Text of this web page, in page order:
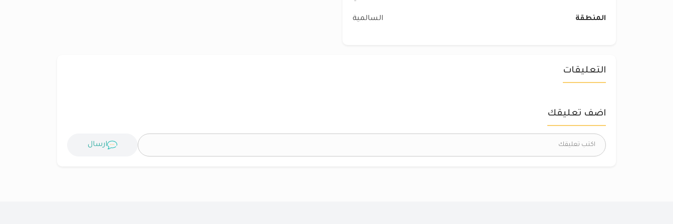
المنطقة السالمية
التعليقات
اضف تعليقك
ارسال